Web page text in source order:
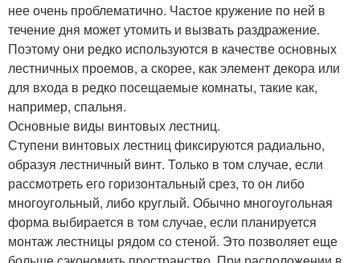
нее очень проблематично. Частое кружение по ней в
течение дня может утомить и вызвать раздражение.
Поэтому они редко используются в качестве основных
лестничных проемов, а скорее, как элемент декора или
для входа в редко посещаемые комнаты, такие как,
например, спальня.
Основные виды винтовых лестниц.
Ступени винтовых лестниц фиксируются радиально,
образуя лестничный винт. Только в том случае, если
рассмотреть его горизонтальный срез, то он либо
многоугольный, либо круглый. Обычно многоугольная
форма выбирается в том случае, если планируется
монтаж лестницы рядом со стеной. Это позволяет еще